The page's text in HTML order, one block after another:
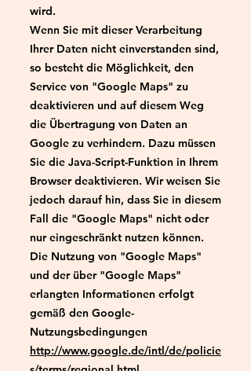
wird.
Wenn Sie mit dieser Verarbeitung
Ihrer Daten nicht einverstanden sind,
so besteht die Möglichkeit, den
Service von "Google Maps" zu
deaktivieren und auf diesem Weg
die Übertragung von Daten an
Google zu verhindern. Dazu müssen
Sie die Java-Script-Funktion in Ihrem
Browser deaktivieren. Wir weisen Sie
jedoch darauf hin, dass Sie in diesem
Fall die "Google Maps" nicht oder
nur eingeschränkt nutzen können.
Die Nutzung von "Google Maps"
und der über "Google Maps"
erlangten Informationen erfolgt
gemäß den Google-
Nutzungsbedingungen
http://www.google.de/intl/de/policie